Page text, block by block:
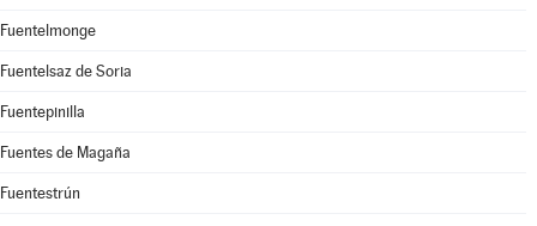
Fuentelmonge
Fuentelsaz de Soria
Fuentepinilla
Fuentes de Magaña
Fuentestrún